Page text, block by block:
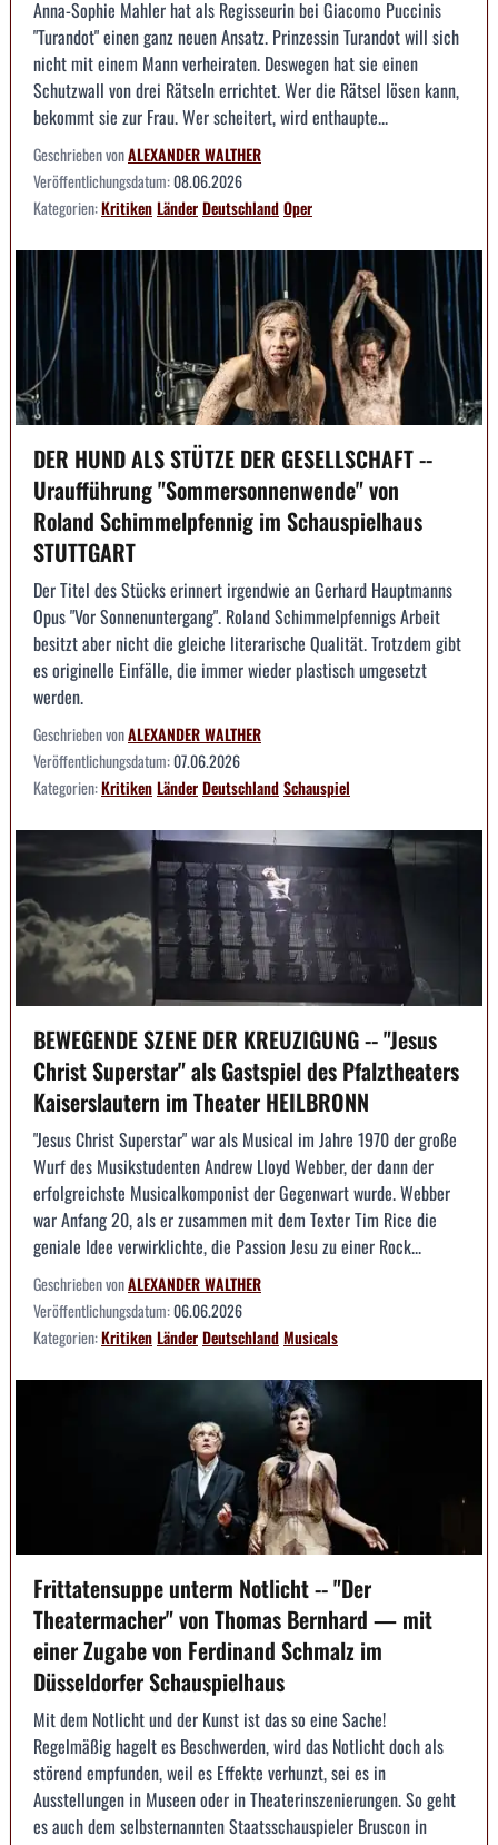
Anna-Sophie Mahler hat als Regisseurin bei Giacomo Puccinis
"Turandot" einen ganz neuen Ansatz. Prinzessin Turandot will sich
nicht mit einem Mann verheiraten. Deswegen hat sie einen
Schutzwall von drei Rätseln errichtet. Wer die Rätsel lösen kann,
bekommt sie zur Frau. Wer scheitert, wird enthaupte...
Geschrieben vonALEXANDER WALTHER
Veröffentlichungsdatum:08.06.2026
Kategorien:KritikenLänderDeutschlandOper
DER HUND ALS STÜTZE DER GESELLSCHAFT --
Uraufführung "Sommersonnenwende" von
Roland Schimmelpfennig im Schauspielhaus
STUTTGART
Der Titel des Stücks erinnert irgendwie an Gerhard Hauptmanns
Opus "Vor Sonnenuntergang". Roland Schimmelpfennigs Arbeit
besitzt aber nicht die gleiche literarische Qualität. Trotzdem gibt
es originelle Einfälle, die immer wieder plastisch umgesetzt
werden.
Geschrieben vonALEXANDER WALTHER
Veröffentlichungsdatum:07.06.2026
Kategorien:KritikenLänderDeutschlandSchauspiel
BEWEGENDE SZENE DER KREUZIGUNG -- "Jesus
Christ Superstar" als Gastspiel des Pfalztheaters
Kaiserslautern im Theater HEILBRONN
"Jesus Christ Superstar" war als Musical im Jahre 1970 der große
Wurf des Musikstudenten Andrew Lloyd Webber, der dann der
erfolgreichste Musicalkomponist der Gegenwart wurde. Webber
war Anfang 20, als er zusammen mit dem Texter Tim Rice die
geniale Idee verwirklichte, die Passion Jesu zu einer Rock...
Geschrieben vonALEXANDER WALTHER
Veröffentlichungsdatum:06.06.2026
Kategorien:KritikenLänderDeutschlandMusicals
Frittatensuppe unterm Notlicht -- "Der
Theatermacher" von Thomas Bernhard — mit
einer Zugabe von Ferdinand Schmalz im
Düsseldorfer Schauspielhaus
Mit dem Notlicht und der Kunst ist das so eine Sache!
Regelmäßig hagelt es Beschwerden, wird das Notlicht doch als
störend empfunden, weil es Effekte verhunzt, sei es in
Ausstellungen in Museen oder in Theaterinszenierungen. So geht
es auch dem selbsternannten Staatsschauspieler Bruscon in